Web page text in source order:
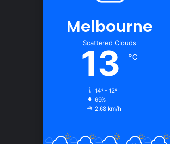
Melbourne
Scattered Clouds
13 ℃
14º - 12º
69%
2.68 km/h